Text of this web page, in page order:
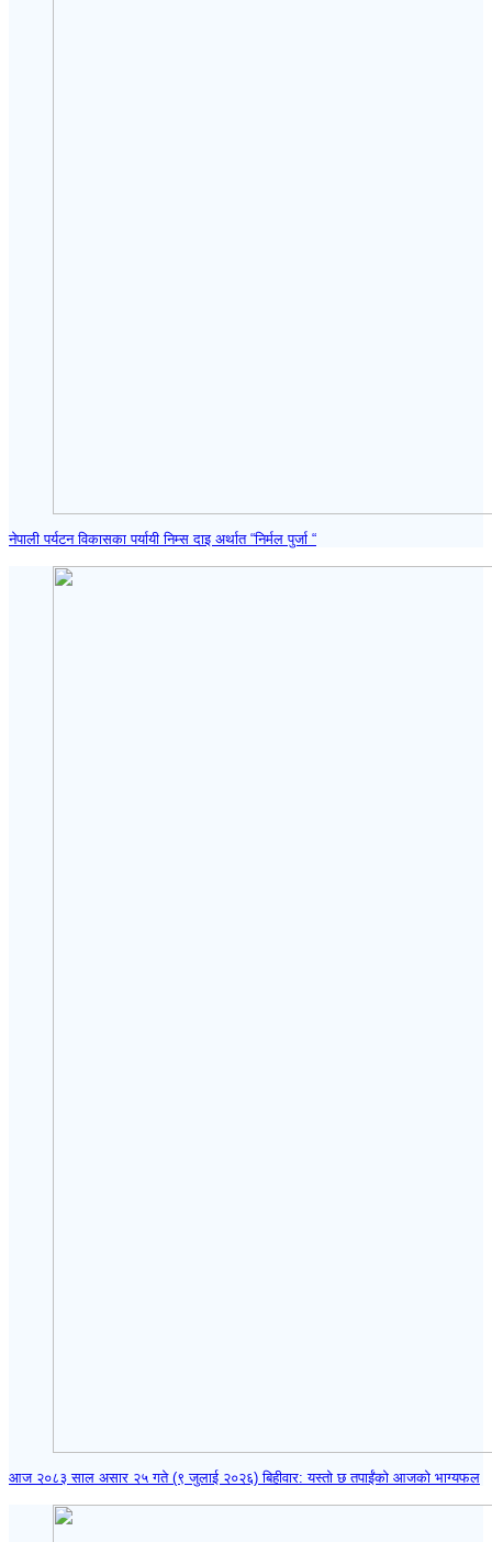
नेपाली पर्यटन विकासका पर्यायी निम्स दाइ अर्थात “निर्मल पुर्जा “
आज २०८३ साल असार २५ गते (९ जुलाई २०२६) बिहीवार: यस्तो छ तपाईंको आजको भाग्यफल